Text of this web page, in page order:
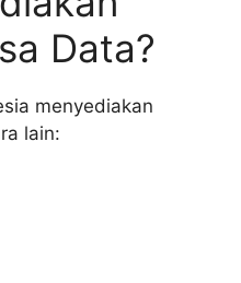
Data?
menyediakan
lain: